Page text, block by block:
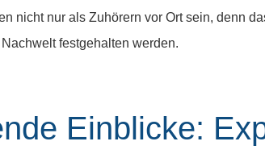
nicht nur als Zuhörern vor Ort sein, denn
festgehalten werden.
Einblicke: